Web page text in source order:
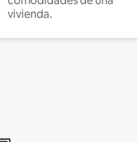
vivienda.